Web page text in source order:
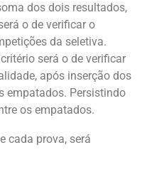
dos dois resultados,
o de verificar o
da seletiva.
será o de verificar
após inserção dos
empatados. Persistindo
os empatados.
cada prova, será